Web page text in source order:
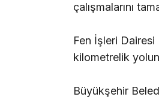
çalışmalarını
Fen İşleri Dairesi
kilometrelik
Büyükşehir